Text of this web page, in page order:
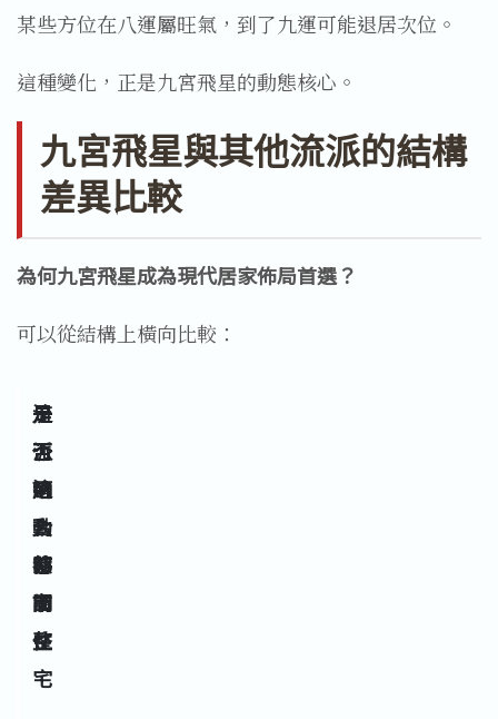
某些方位在八運屬旺氣，到了九運可能退居次位。
這種變化，正是九宮飛星的動態核心。
九宮飛星與其他流派的結構
差異比較
為何九宮飛星成為現代居家佈局首選？
可以從結構上橫向比較：
流
派
是
否
納
入
時
間
是
否
可
動
態
調
整
是
否
適
合
都
市
住
宅